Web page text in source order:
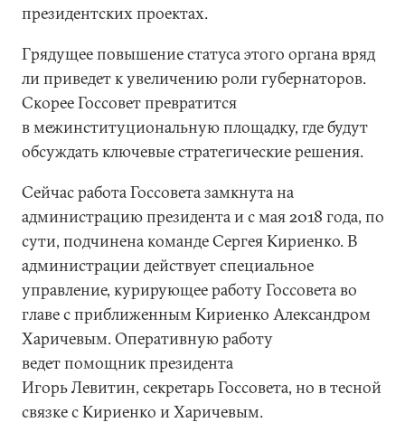
президентских проектах.
Грядущее повышение статуса этого органа вряд
ли приведет к увеличению роли губернаторов.
Скорее Госсовет превратится
в межинституциональную площадку, где будут
обсуждать ключевые стратегические решения.
Сейчас работа Госсовета замкнута на
администрацию президента и с мая 2018 года, по
сути, подчинена команде Сергея Кириенко. В
администрации действует специальное
управление, курирующее работу Госсовета во
главе с приближенным Кириенко Александром
Харичевым. Оперативную работу
ведет помощник президента
Игорь Левитин, секретарь Госсовета, но в тесной
связке с Кириенко и Харичевым.